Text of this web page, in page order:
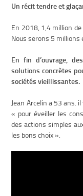
Un récit tendre et
En 2018, 1,4 million
Nous serons 5 millions
En fin d’ouvrage,
solutions concrètes
sociétés vieillissantes.
Jean Arcelin a 53 ans.
« pour éveiller les
des actions simples
les bons choix ».